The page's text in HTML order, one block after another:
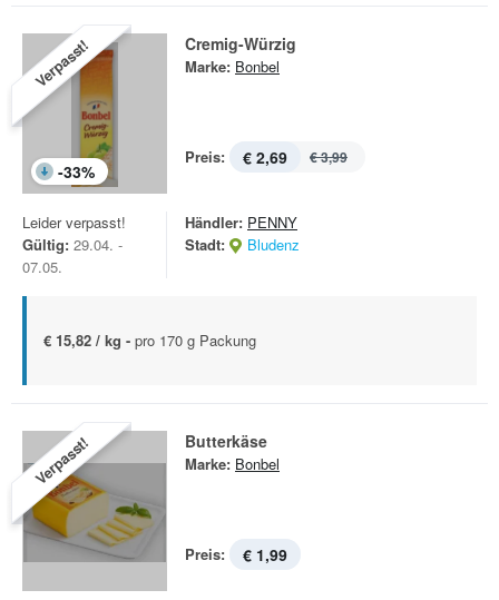
Verpasst!
-33%
Cremig-Würzig
Marke: Bonbel
Preis: € 2,69 € 3,99
Leider verpasst!
Gültig: 29.04. -
07.05.
Händler: PENNY
Stadt:
Bludenz
€ 15,82 / kg - pro 170 g Packung
Verpasst! Butterkäse
Marke: Bonbel
Preis: € 1,99